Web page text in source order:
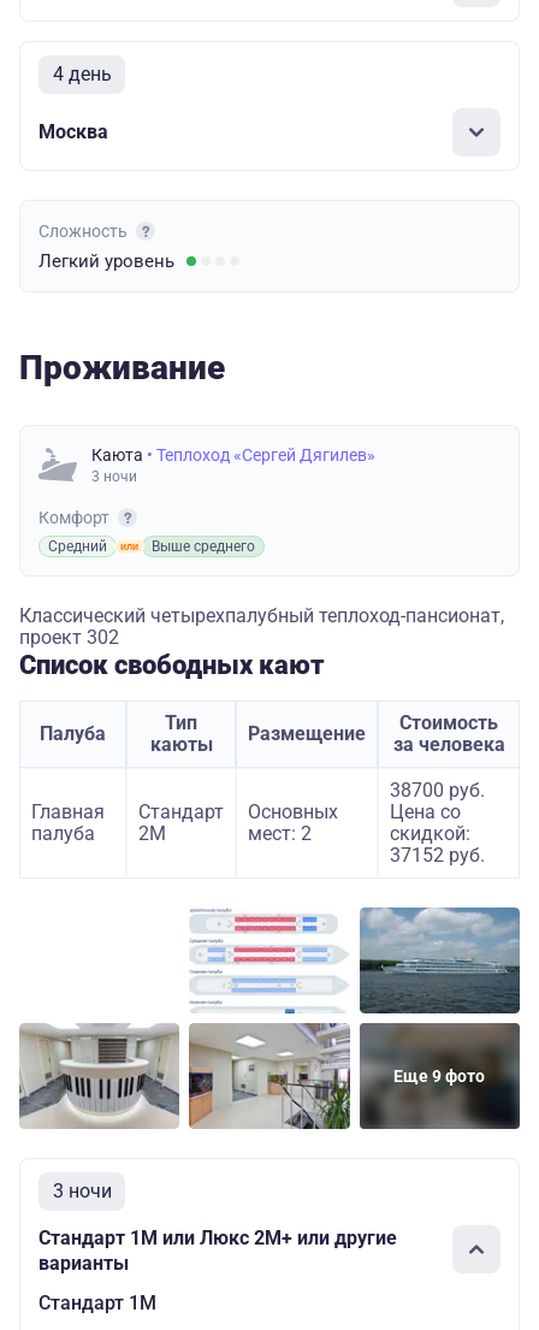
4 день
Москва
Сложность
Легкий уровень
Проживание
Каюта • Теплоход «Сергей Дягилев»
3 ночи
Комфорт
Средний Выше среднего
Классический четырехпалубный теплоход-пансионат,
проект 302
Список свободных кают
Палуба
Тип
каюты
Размещение
Стоимость
за человека
Главная
палуба
Стандарт
2M
Основных
мест: 2
38700 руб.
Цена со
скидкой:
37152 руб.
Еще 9 фото
3 ночи
Стандарт 1M или Люкс 2М+ или другие
варианты
Стандарт 1M